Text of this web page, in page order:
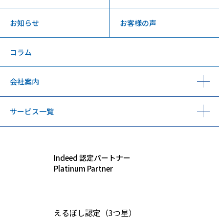
お知らせ お客様の声
コラム
会社案内
サービス一覧
Indeed 認定パートナー
Platinum Partner
えるぼし認定（3つ星）